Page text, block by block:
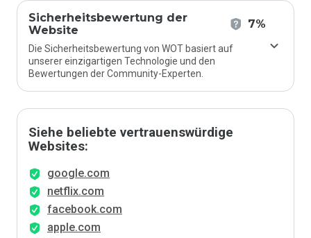
Sicherheitsbewertung der
Website
7%
Die Sicherheitsbewertung von WOT basiert auf
unserer einzigartigen Technologie und den
Bewertungen der Community-Experten.
Siehe beliebte vertrauenswürdige
Websites:
google.com
netflix.com
facebook.com
apple.com